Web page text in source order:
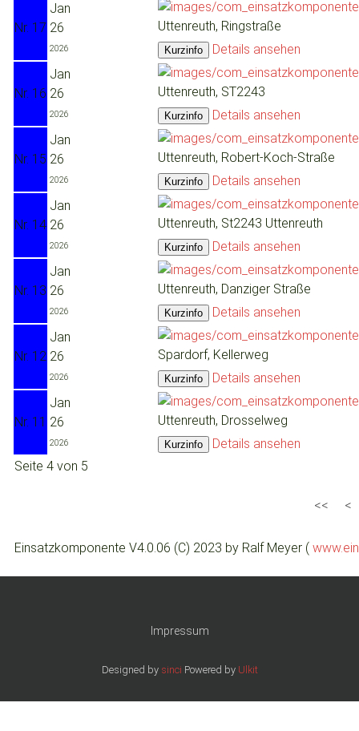
Nr. 17
Jan
26
2026
Uttenreuth, Ringstraße
Details ansehen
Nr. 16
Jan
26
2026
Uttenreuth, ST2243
Details ansehen
Nr. 15
Jan
26
2026
Uttenreuth, Robert-Koch-Straße
Details ansehen
Nr. 14
Jan
26
2026
Uttenreuth, St2243 Uttenreuth
Details ansehen
Nr. 13
Jan
26
2026
Uttenreuth, Danziger Straße
Details ansehen
Nr. 12
Jan
26
2026
Spardorf, Kellerweg
Details ansehen
Nr. 11
Jan
26
2026
Uttenreuth, Drosselweg
Details ansehen
Seite 4 von 5
Einsatzkomponente V4.0.06 (C) 2023 by Ralf Meyer (
Impressum
Designed by sinci Powered by Ulkit